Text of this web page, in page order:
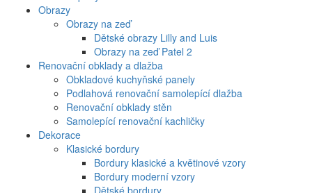
Obrazy
Obrazy na zeď
Dětské obrazy Lilly and Luis
Obrazy na zeď Patel 2
Renovační obklady a dlažba
Obkladové kuchyňské panely
Podlahová renovační samolepící dlažba
Renovační obklady stěn
Samolepící renovační kachličky
Dekorace
Klasické bordury
Bordury klasické a květinové vzory
Bordury moderní vzory
Dětské bordury